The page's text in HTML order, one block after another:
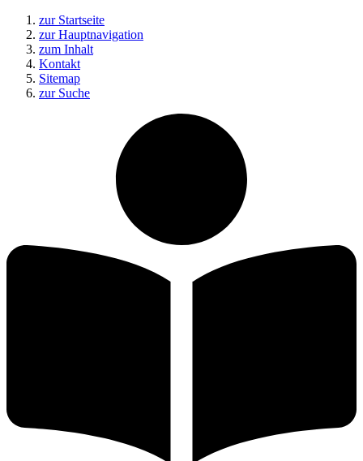
zur Startseite
zur Hauptnavigation
zum Inhalt
Kontakt
Sitemap
zur Suche